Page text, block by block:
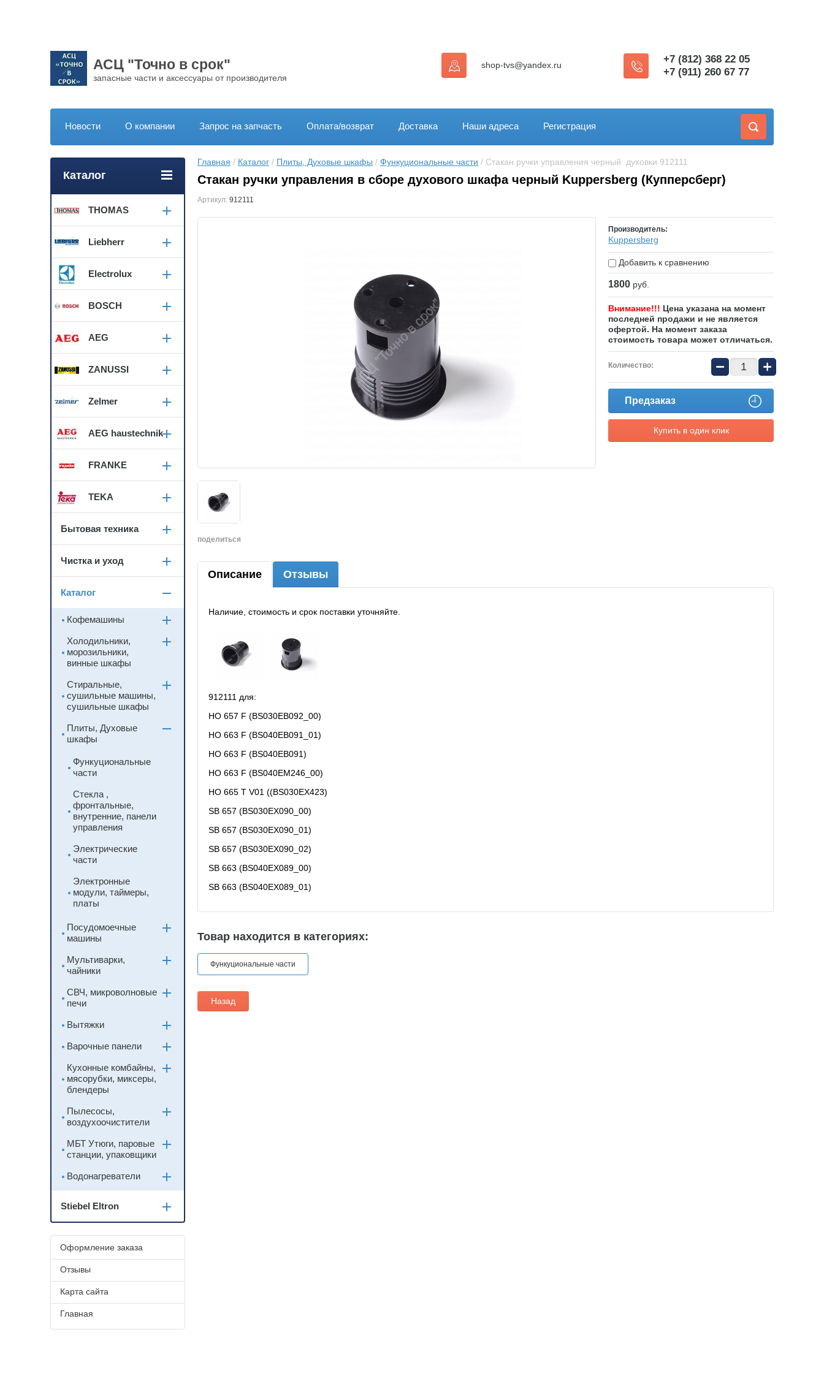
АСЦ "Точно в срок"
запасные части и аксессуары от производителя
+7 (812) 368 22 05
+7 (911) 260 67 77
shop-tvs@yandex.ru
Новости О компании Запрос на запчасть Оплата/возврат Доставка Наши адреса Регистрация
Главная / Каталог / Плиты, Духовые шкафы / Функуциональные части / Стакан ручки управления черный  духовки 912111
Стакан ручки управления в сборе духового шкафа черный Kuppersberg (Купперсберг)
Артикул: 912111
поделиться
Производитель:
Kuppersberg
Добавить к сравнению
1800 руб.
Внимание!!! Цена указана на момент
последней продажи и не является
офертой. На момент заказа
стоимость товара может отличаться.
Количество: − +
Предзаказ
Купить в один клик
Описание Отзывы
Наличие, стоимость и срок поставки уточняйте.
912111 для:
HO 657 F (BS030EB092_00)
HO 663 F (BS040EB091_01)
HO 663 F (BS040EB091)
HO 663 F (BS040EM246_00)
HO 665 T V01 ((BS030EX423)
SB 657 (BS030EX090_00)
SB 657 (BS030EX090_01)
SB 657 (BS030EX090_02)
SB 663 (BS040EX089_00)
SB 663 (BS040EX089_01)
Товар находится в категориях:
Функуциональные части
Назад
Каталог
THOMAS
Liebherr
Electrolux
BOSCH
AEG
ZANUSSI
Zelmer
AEG haustechnik
FRANKE
TEKA
Бытовая техника
Чистка и уход
Каталог
Кофемашины
Холодильники,
морозильники,
винные шкафы
Стиральные,
сушильные машины,
сушильные шкафы
Плиты, Духовые
шкафы
Функуциональные
части
Стекла ,
фронтальные,
внутренние, панели
управления
Электрические
части
Электронные
модули, таймеры,
платы
Посудомоечные
машины
Мультиварки,
чайники
СВЧ, микроволновые
печи
Вытяжки
Варочные панели
Кухонные комбайны,
мясорубки, миксеры,
блендеры
Пылесосы,
воздухоочистители
МБТ Утюги, паровые
станции, упаковщики
Водонагреватели
Stiebel Eltron
Оформление заказа
Отзывы
Карта сайта
Главная